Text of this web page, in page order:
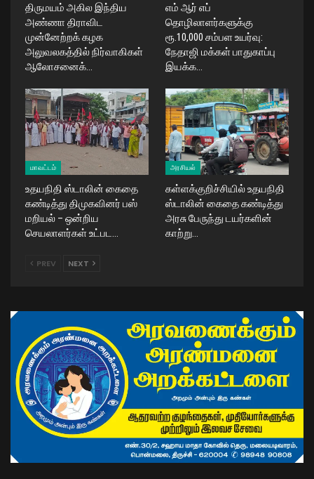
திருமயம் அகில இந்திய
அண்ணா திராவிட
முன்னேற்றக் கழக
அலுவலகத்தில் நிர்வாகிகள்
ஆலோசனைக்…
எம் ஆர் எப்
தொழிலாளர்களுக்கு
ரூ.10,000 சம்பள உயர்வு:
நேதாஜி மக்கள் பாதுகாப்பு
இயக்க…
மாவட்டம்
உதயநிதி ஸ்டாலின் கைதை
கண்டித்து திமுகவினர் பஸ்
மறியல் – ஒன்றிய
செயலாளர்கள் உட்பட…
அரசியல்
கள்ளக்குறிச்சியில் உதயநிதி
ஸ்டாலின் கைதை கண்டித்து
அரசு பேருந்து டயர்களின்
காற்று…
PREV NEXT